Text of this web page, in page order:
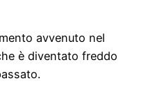
avvenuto nel
è diventato freddo